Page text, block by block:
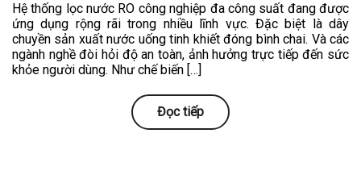
Hệ thống lọc nước RO công nghiệp đa công suất đang được
ứng dụng rộng rãi trong nhiều lĩnh vực. Đặc biệt là dây
chuyền sản xuất nước uống tinh khiết đóng bình chai. Và các
ngành nghề đòi hỏi độ an toàn, ảnh hưởng trực tiếp đến sức
khỏe người dùng. Như chế biến […]
Đọc tiếp